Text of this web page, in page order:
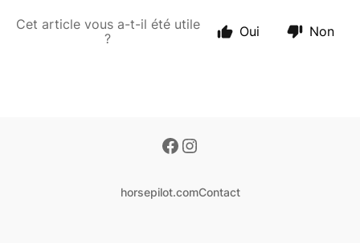
Cet article vous a-t-il été utile
?
Oui Non
horsepilot.comContact